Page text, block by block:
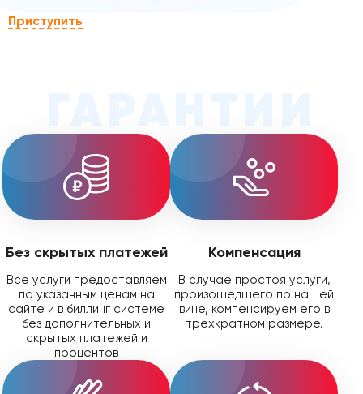
Приступить
Без скрытых платежей
Все услуги предоставляем
по указанным ценам на
сайте и в биллинг системе
без дополнительных и
скрытых платежей и
процентов
Компенсация
В случае простоя услуги,
произошедшего по нашей
вине, компенсируем его в
трехкратном размере.